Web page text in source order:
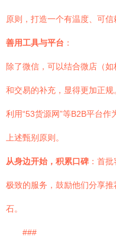
原则，打造一个有温度、可信
善用工具与平台 ：
除了微信，可以结合微店（
和交易的补充，显得更加正规
利用“53货源网”等B2B平台
上述甄别原则。
从身边开始，积累口碑 ：首
极致的服务，鼓励他们分享
石。
###